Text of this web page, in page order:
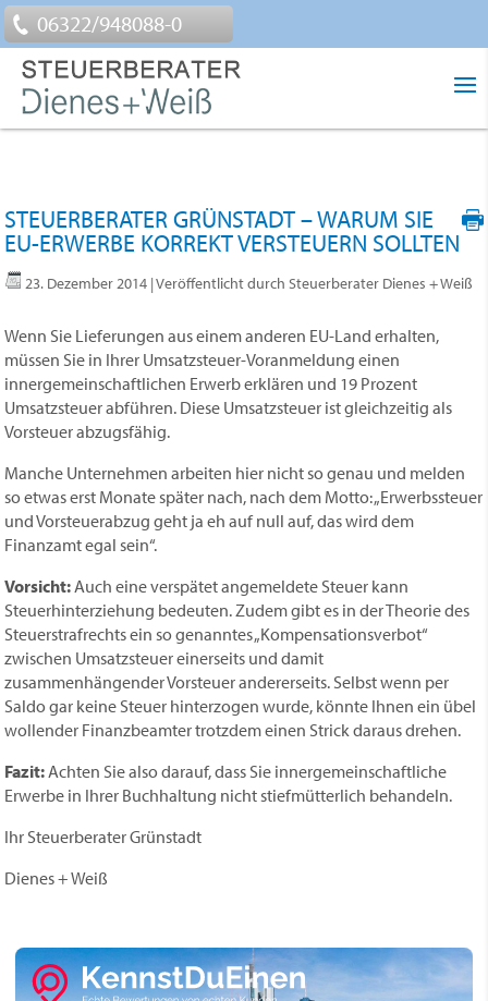
06322/948088-0
STEUERBERATER GRÜNSTADT – WARUM SIE
EU-ERWERBE KORREKT VERSTEUERN SOLLTEN
23. Dezember 2014 | Veröffentlicht durch Steuerberater Dienes + Weiß
Wenn Sie Lieferungen aus einem anderen EU-Land erhalten,
müssen Sie in Ihrer Umsatzsteuer-Voranmeldung einen
innergemeinschaftlichen Erwerb erklären und 19 Prozent
Umsatzsteuer abführen. Diese Umsatzsteuer ist gleichzeitig als
Vorsteuer abzugsfähig.
Manche Unternehmen arbeiten hier nicht so genau und melden
so etwas erst Monate später nach, nach dem Motto: „Erwerbssteuer
und Vorsteuerabzug geht ja eh auf null auf, das wird dem
Finanzamt egal sein“.
Vorsicht:Auch eine verspätet angemeldete Steuer kann
Steuerhinterziehung bedeuten. Zudem gibt es in der Theorie des
Steuerstrafrechts ein so genanntes „Kompensationsverbot“
zwischen Umsatzsteuer einerseits und damit
zusammenhängender Vorsteuer andererseits. Selbst wenn per
Saldo gar keine Steuer hinterzogen wurde, könnte Ihnen ein übel
wollender Finanz­beamter trotzdem einen Strick daraus drehen.
Fazit:Achten Sie also darauf, dass Sie innergemeinschaftliche
Erwerbe in Ihrer Buchhaltung nicht stiefmütterlich behandeln.
Ihr Steuerberater Grünstadt
Dienes + Weiß